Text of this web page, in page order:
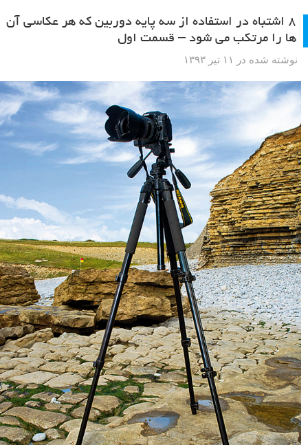
۸ اشتباه در استفاده از سه پایه دوربین که هر عکاسی آن
ها را مرتکب می شود – قسمت اول
نوشته شده در ۱۱ تیر ۱۳۹۳